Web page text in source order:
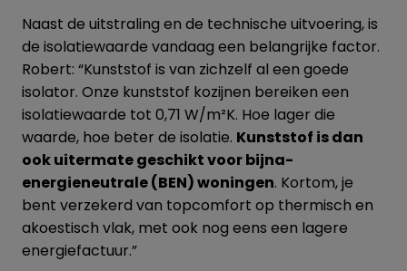
Naast de uitstraling en de technische uitvoering, is
de isolatiewaarde vandaag een belangrijke factor.
Robert: “Kunststof is van zichzelf al een goede
isolator. Onze kunststof kozijnen bereiken een
isolatiewaarde tot 0,71 W/m²K. Hoe lager die
waarde, hoe beter de isolatie. Kunststof is dan
ook uitermate geschikt voor bijna-
energieneutrale (BEN) woningen. Kortom, je
bent verzekerd van topcomfort op thermisch en
akoestisch vlak, met ook nog eens een lagere
energiefactuur.”